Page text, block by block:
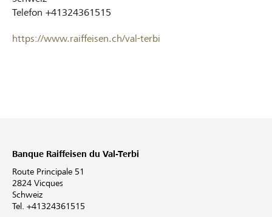
Telefon +41324361515
https://www.raiffeisen.ch/val-terbi
Banque Raiffeisen du Val-Terbi
Route Principale 51
2824 Vicques
Schweiz
Tel. +41324361515